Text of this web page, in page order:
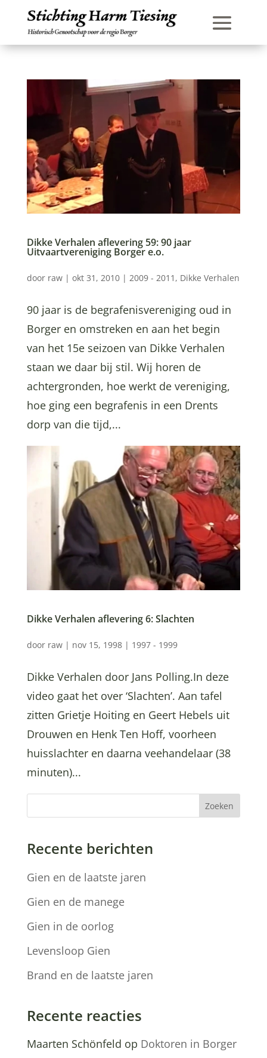
Dikke Verhalen aflevering 59: 90 jaar
Uitvaartvereniging Borger e.o.
door raw| okt 31, 2010| 2009 - 2011 , Dikke Verhalen
90 jaar is de begrafenisvereniging oud in
Borger en omstreken en aan het begin
van het 15e seizoen van Dikke Verhalen
staan we daar bij stil. Wij horen de
achtergronden, hoe werkt de vereniging,
hoe ging een begrafenis in een Drents
dorp van die tijd,...
Dikke Verhalen aflevering 6: Slachten
door raw| nov 15, 1998| 1997 - 1999
Dikke Verhalen door Jans Polling.In deze
video gaat het over ‘Slachten’. Aan tafel
zitten Grietje Hoiting en Geert Hebels uit
Drouwen en Henk Ten Hoff, voorheen
huisslachter en daarna veehandelaar (38
minuten)...
Zoeken
Recente berichten
Gien en de laatste jaren
Gien en de manege
Gien in de oorlog
Levensloop Gien
Brand en de laatste jaren
Recente reacties
Maarten Schönfeld op Doktoren in Borger